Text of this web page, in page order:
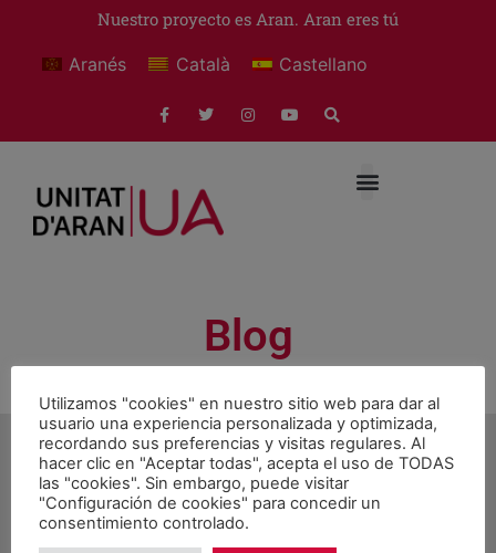
Nuestro proyecto es Aran. Aran eres tú
Aranés Català Castellano
Blog
© 2026 Unitat d'Aran. Todos los derechos reservados.
Utilizamos "cookies" en nuestro sitio web para dar al
usuario una experiencia personalizada y optimizada,
recordando sus preferencias y visitas regulares. Al
hacer clic en "Aceptar todas", acepta el uso de TODAS
las "cookies". Sin embargo, puede visitar
"Configuración de cookies" para concedir un
consentimiento controlado.